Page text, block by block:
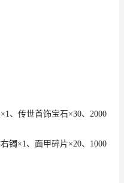
传世首饰宝石×30、2000
×1、面甲碎片×20、1000